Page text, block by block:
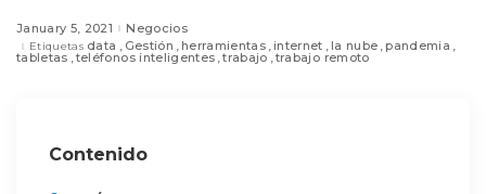
January 5, 2021 Negocios
Etiquetas data Gestión herramientas internet la nube pandemia
tabletas teléfonos inteligentes trabajo trabajo remoto
Contenido